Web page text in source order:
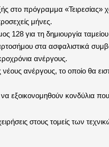
στο πρόγραμμα «Τειρεσίας»
μήνες.
για τη δημιουργία
στα ασφαλιστικά
ανέργους.
ανέργους, το οποίο θα
εξοικονομηθούν κονδύλια
στους τομείς των